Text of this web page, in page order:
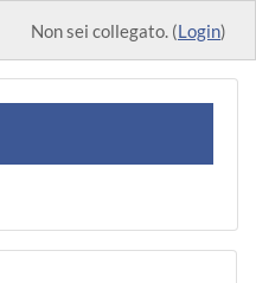
Non sei collegato. (Login)